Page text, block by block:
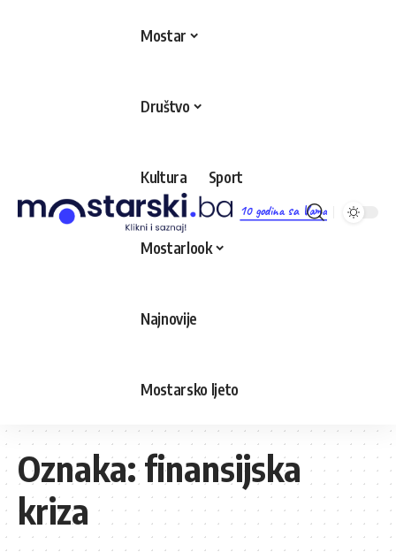
10 godina sa Vama
Mostar
Društvo
Kultura Sport
Mostarlook
Najnovije
Mostarsko ljeto
Oznaka:finansijska
kriza